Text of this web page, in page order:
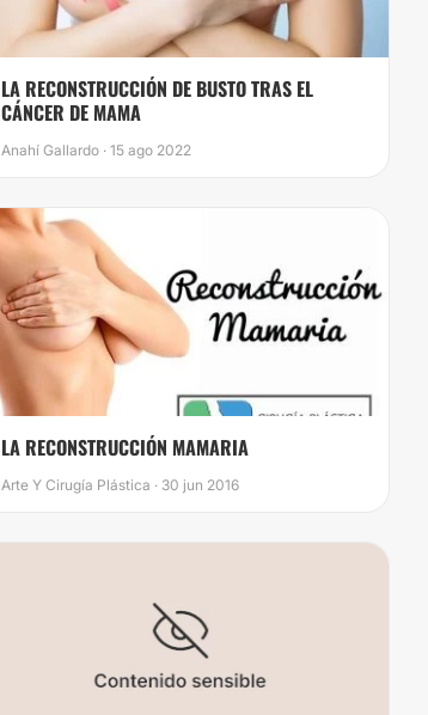
LA RECONSTRUCCIÓN DE BUSTO TRAS EL
CÁNCER DE MAMA
Anahí Gallardo · 15 ago 2022
LA RECONSTRUCCIÓN MAMARIA
Arte Y Cirugía Plástica · 30 jun 2016